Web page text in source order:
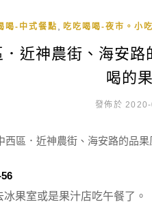
喝-中式餐點 吃吃喝喝-夜市。小吃
．近神農街、海安
喝的
發佈於
果室或是果汁店吃午餐了。